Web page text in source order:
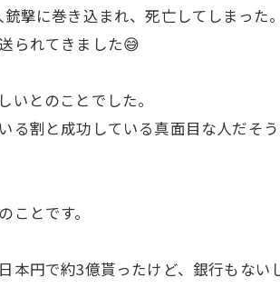
撃に巻き込まれ、死亡してしまった。
られてきました😅
とのことでした。
割と成功している真面目な人だそう
とです。
円で約3億貰ったけど、銀行もな